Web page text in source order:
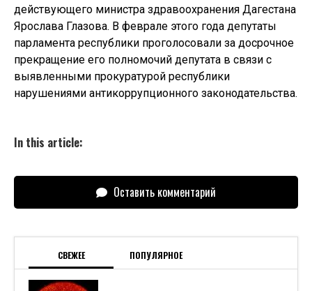
действующего министра здравоохранения Дагестана
Ярослава Глазова. В феврале этого года депутаты
парламента республики проголосовали за досрочное
прекращение его полномочий депутата в связи с
выявленными прокуратурой республики
нарушениями антикоррупционного законодательства.
In this article:
Оставить комментарий
СВЕЖЕЕ ПОПУЛЯРНОЕ